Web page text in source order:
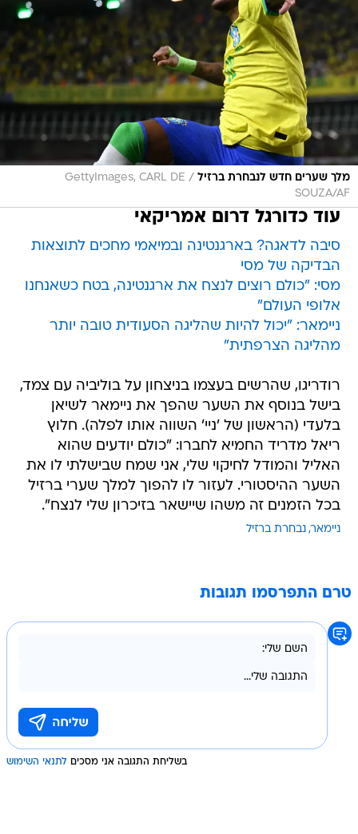
מלך שערים חדש לנבחרת ברזיל /
GettyImages, CARL DE
SOUZA/AF
עוד כדורגל דרום אמריקאי
סיבה לדאגה? בארגנטינה ובמיאמי מחכים לתוצאות
הבדיקה של מסי
מסי: "כולם רוצים לנצח את ארגנטינה, בטח כשאנחנו
אלופי העולם"
ניימאר: "יכול להיות שהליגה הסעודית טובה יותר
מהליגה הצרפתית"
רודריגו, שהרשים בעצמו בניצחון על בוליביה עם צמד,
בישל בנוסף את השער שהפך את ניימאר לשיאן
בלעדי (הראשון של 'ניי' השווה אותו לפלה). חלוץ
ריאל מדריד החמיא לחברו: "כולם יודעים שהוא
האליל והמודל לחיקוי שלי, אני שמח שבישלתי לו את
השער ההיסטורי. לעזור לו להפוך למלך שערי ברזיל
בכל הזמנים זה משהו שיישאר בזיכרון שלי לנצח".
ניימאר נבחרת ברזיל
טרם התפרסמו תגובות
בשליחת התגובה אני מסכים לתנאי השימוש